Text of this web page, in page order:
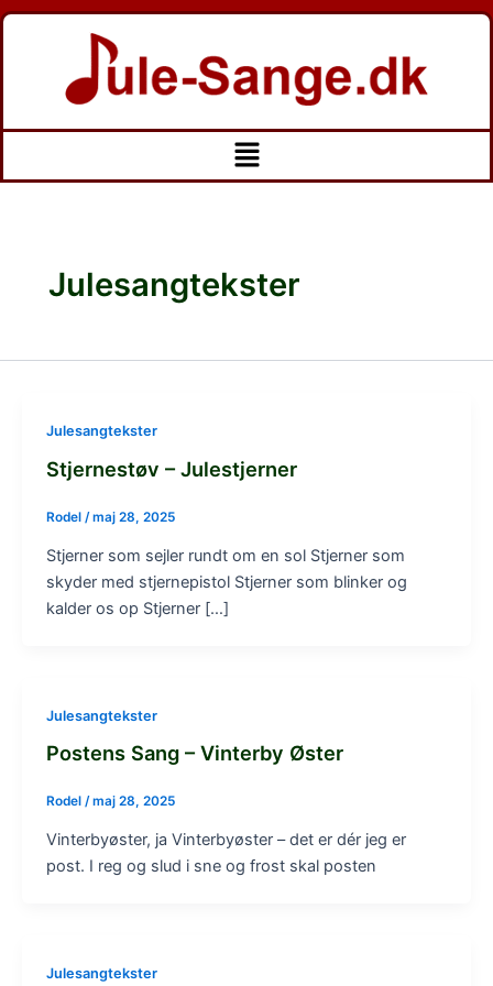
Gå
Menu
Julesangtekster
Julesangtekster
Stjernestøv – Julestjerner
Rodel /maj 28, 2025
Stjerner som sejler rundt om en sol Stjerner som
skyder med stjernepistol Stjerner som blinker og
kalder os op Stjerner […]
Julesangtekster
Postens Sang – Vinterby Øster
Rodel /maj 28, 2025
Vinterbyøster, ja Vinterbyøster – det er dér jeg er
post. I reg og slud i sne og frost skal posten
Julesangtekster
Post
pagination